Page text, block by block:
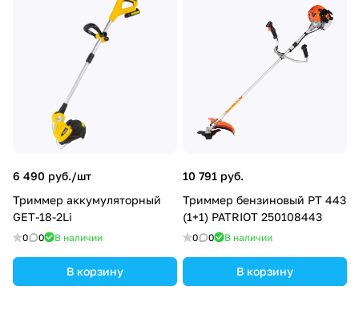
6 490 руб./шт
Триммер аккумуляторный
GET-18-2Li
0 0 В наличии
В корзину
10 791 руб.
Триммер бензиновый PT 443
(1+1) PATRIOT 250108443
0 0 В наличии
В корзину